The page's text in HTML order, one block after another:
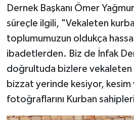
Dernek Başkanı Ömer
süreçle ilgili, "Vekaleten
toplumumuzun oldukça
ibadetlerden. Biz de İnfak
doğrultuda bizlere vekaleten
bizzat yerinde kesiyor, kesim
fotoğraflarını Kurban